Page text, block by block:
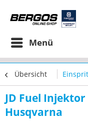
Menü
Übersicht
JD Fuel
Husqvarna